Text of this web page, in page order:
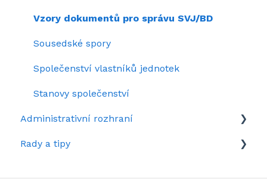
Kolik stojí SousedéCZ
Záznamy webinářů
Vzory dokumentů pro správu SVJ/BD
Sousedské spory
Společenství vlastníků jednotek
Stanovy společenství
Administrativní rozhraní
Rozhraní domu v kostce
Rady a tipy